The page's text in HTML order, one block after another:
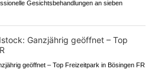
Gesichtsbehandlungen an sieben
geöffnet – Top Freizeitpark in Bösingen FR